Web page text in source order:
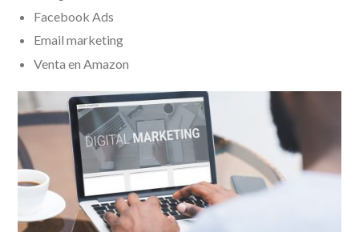
Facebook Ads
Email marketing
Venta en Amazon